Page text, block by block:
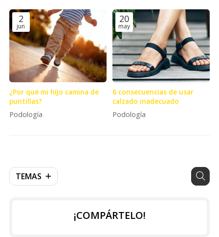
TEMAS
2
jun
¿Por qué mi hijo camina de
puntillas?
Podología
20
may
6 consecuencias de usar
calzado inadecuado
Podología
¡COMPÁRTELO!